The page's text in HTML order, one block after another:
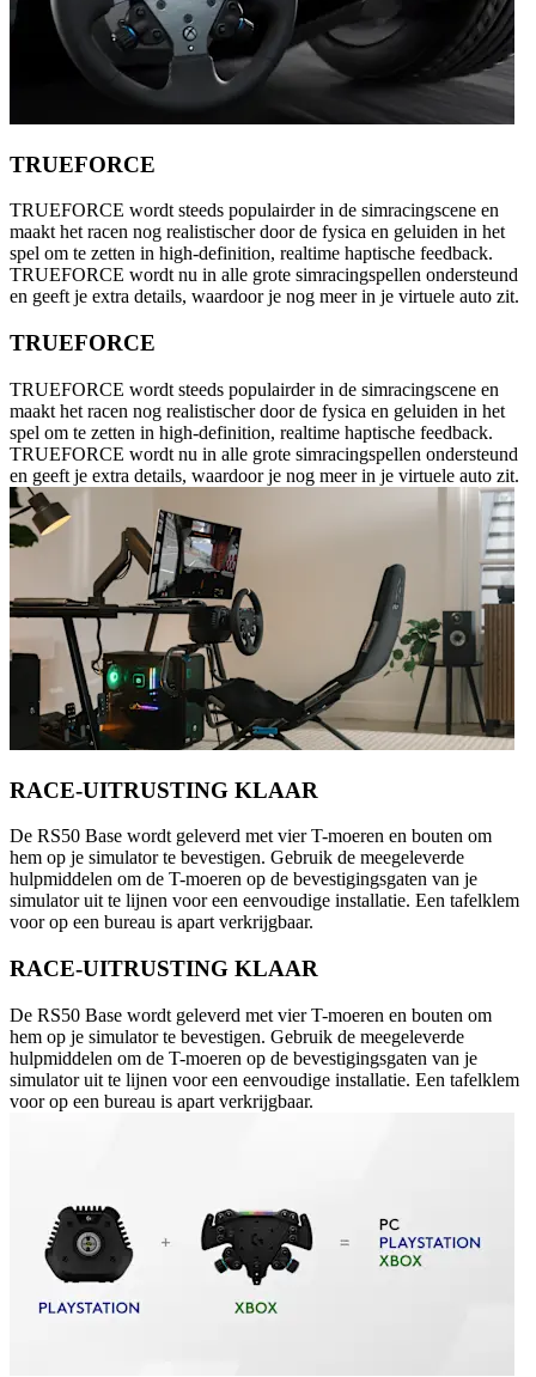
TRUEFORCE
TRUEFORCE wordt steeds populairder in de simracingscene en
maakt het racen nog realistischer door de fysica en geluiden in het
spel om te zetten in high-definition, realtime haptische feedback.
TRUEFORCE wordt nu in alle grote simracingspellen ondersteund
en geeft je extra details, waardoor je nog meer in je virtuele auto zit.
TRUEFORCE
TRUEFORCE wordt steeds populairder in de simracingscene en
maakt het racen nog realistischer door de fysica en geluiden in het
spel om te zetten in high-definition, realtime haptische feedback.
TRUEFORCE wordt nu in alle grote simracingspellen ondersteund
en geeft je extra details, waardoor je nog meer in je virtuele auto zit.
RACE-UITRUSTING KLAAR
De RS50 Base wordt geleverd met vier T-moeren en bouten om
hem op je simulator te bevestigen. Gebruik de meegeleverde
hulpmiddelen om de T-moeren op de bevestigingsgaten van je
simulator uit te lijnen voor een eenvoudige installatie. Een tafelklem
voor op een bureau is apart verkrijgbaar.
RACE-UITRUSTING KLAAR
De RS50 Base wordt geleverd met vier T-moeren en bouten om
hem op je simulator te bevestigen. Gebruik de meegeleverde
hulpmiddelen om de T-moeren op de bevestigingsgaten van je
simulator uit te lijnen voor een eenvoudige installatie. Een tafelklem
voor op een bureau is apart verkrijgbaar.